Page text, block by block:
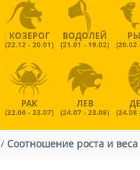
КОЗЕРОГ
(22.12 - 20.01)
ВОДОЛЕЙ
(21.01 - 19.02) (20.02
РАК
(22.06 - 23.07)
ЛЕВ
(24.07 - 23.08) (24.08
/ Соотношение роста и веса